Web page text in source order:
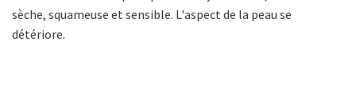
sèche, squameuse et sensible. L'aspect de la peau se
détériore.